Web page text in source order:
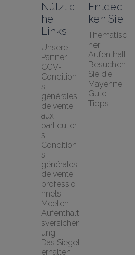
Nützlic
he
Links
Unsere
Partner
CGV-
Condition
s
générales
de vente
aux
particulier
s
Condition
s
générales
de vente
professio
nnels
Meetch
Aufenthalt
sversicher
ung
Das Siegel
erhalten
Entdec
ken Sie
Thematisc
her
Aufenthalt
Besuchen
Sie die
Mayenne
Gute
Tipps